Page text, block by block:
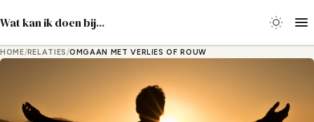
Wat kan ik doen bij...
HOME/RELATIES /OMGAAN MET VERLIES OF ROUW